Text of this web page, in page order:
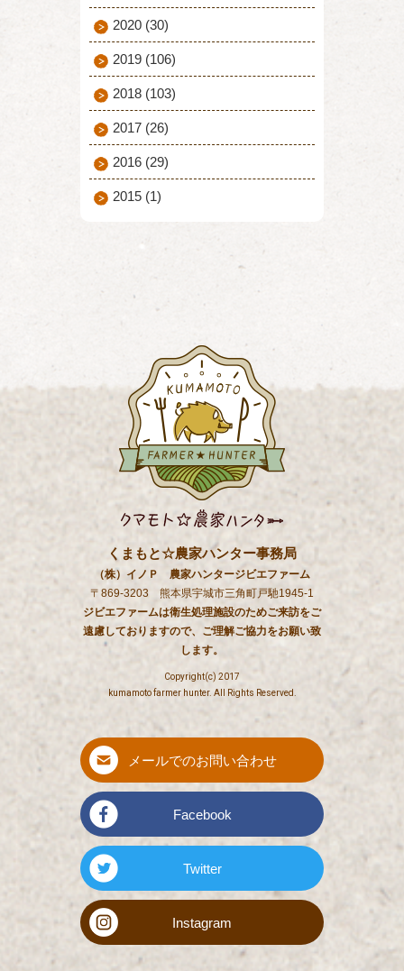
2020 (30)
2019 (106)
2018 (103)
2017 (26)
2016 (29)
2015 (1)
くまもと☆農家ハンター事務局
（株）イノＰ 農家ハンタージビエファーム
〒869-3203 熊本県宇城市三角町戸馳1945-1
ジビエファームは衛生処理施設のためご来訪をご
遠慮しておりますので、ご理解ご協力をお願い致
します。
Copyright(c) 2017
kumamoto farmer hunter. All Rights Reserved.
メールでのお問い合わせ
Facebook
Twitter
Instagram